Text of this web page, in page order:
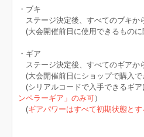
・ブキ
ステージ決定後、すべてのブキか
(大会開催前日に使用できるものに
・ギア
ステージ決定後、すべてのギアか
(大会開催前日にショップで購入で
(シリアルコードで入手できるギア
ンペラーギア」のみ可）
(ギアパワーはすべて初期状態とす